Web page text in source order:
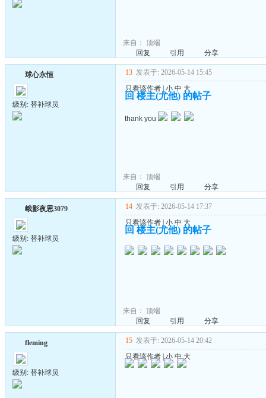
来自： 顶端
回复
引用 分享
球心永恒
级别: 替补球员
13 发表于: 2026-05-14 15:45
只看该作者 小 中 大
回 楼主(尤他) 的帖子
thank you
来自： 顶端
回复
引用 分享
峨影夜思3079
级别: 替补球员
14 发表于: 2026-05-14 17:37
只看该作者 小 中 大
回 楼主(尤他) 的帖子
来自： 顶端
回复
引用 分享
fleming
级别: 替补球员
15 发表于: 2026-05-14 20:42
只看该作者 |小 中 大